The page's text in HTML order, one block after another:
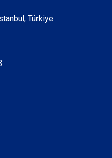
Türkiye